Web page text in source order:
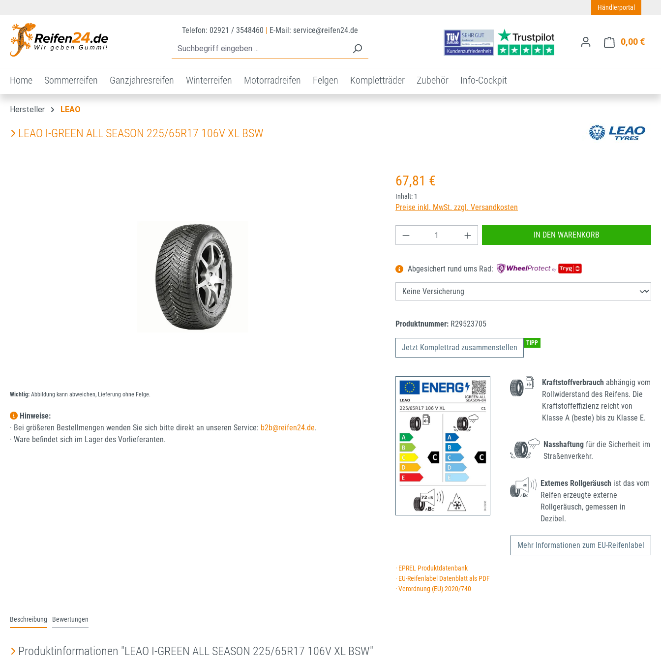
Händlerportal
Telefon: 02921 / 3548460 E-Mail: service@reifen24.de
0,00 €
Home Sommerreifen Ganzjahresreifen Winterreifen Motorradreifen Felgen Kompletträder Zubehör Info-Cockpit
Hersteller LEAO
LEAO I-GREEN ALL SEASON 225/65R17 106V XL BSW
Wichtig: Abbildung kann abweichen, Lieferung ohne Felge.
Hinweise:
· Bei größeren Bestellmengen wenden Sie sich bitte direkt an unseren Service: b2b@reifen24.de.
· Ware befindet sich im Lager des Vorlieferanten.
Regulärer Preis:
67,81 €
Inhalt: 1
Preise inkl. MwSt. zzgl. Versandkosten
Produkt Anzahl: Gib den gewünschten Wert ein oder
IN DEN WARENKORB
Abgesichert rund ums Rad:
Produktnummer: R29523705
Jetzt Komplettrad zusammenstellen TIPP
Kraftstoffverbrauch abhängig vom
Rollwiderstand des Reifens. Die
Kraftstoffeffizienz reicht von
Klasse A (beste) bis zu Klasse E.
Nasshaftung für die Sicherheit im
Straßenverkehr.
Externes Rollgeräusch ist das vom
Reifen erzeugte externe
Rollgeräusch, gemessen in
Dezibel.
Mehr Informationen zum EU-Reifenlabel
· EPREL Produktdatenbank
· EU-Reifenlabel Datenblatt als PDF
· Verordnung (EU) 2020/740
Beschreibung Bewertungen
Produktinformationen "LEAO I-GREEN ALL SEASON 225/65R17 106V XL BSW"